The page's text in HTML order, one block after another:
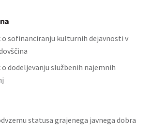
sofinanciranju kulturnih dejavnosti v
dodeljevanju službenih najemnih
statusa grajenega javnega dobra